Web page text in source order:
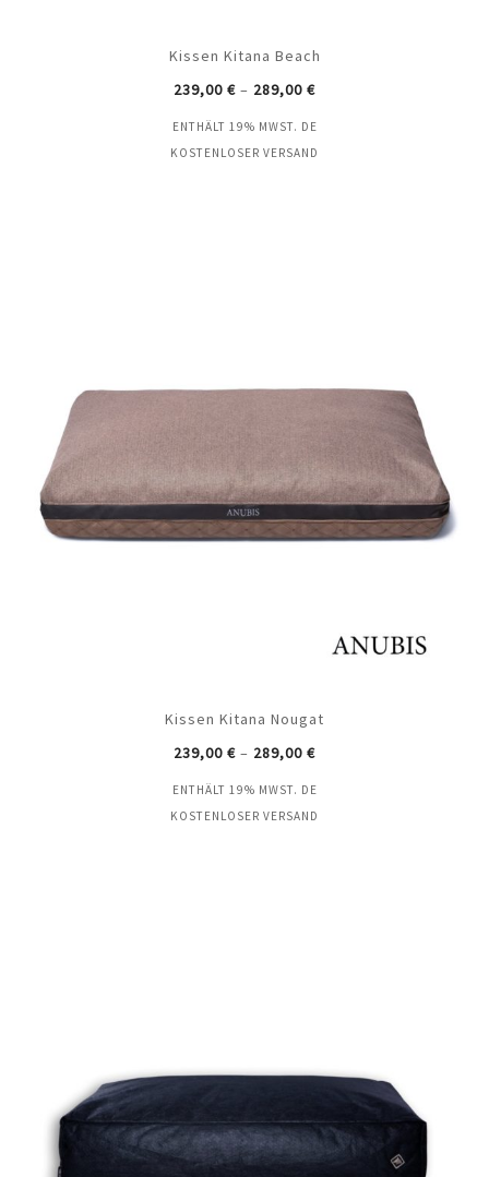
Kissen Kitana Beach
239,00 € – 289,00 €
ENTHÄLT 19% MWST. DE
KOSTENLOSER VERSAND
Kissen Kitana Nougat
239,00 € – 289,00 €
ENTHÄLT 19% MWST. DE
KOSTENLOSER VERSAND